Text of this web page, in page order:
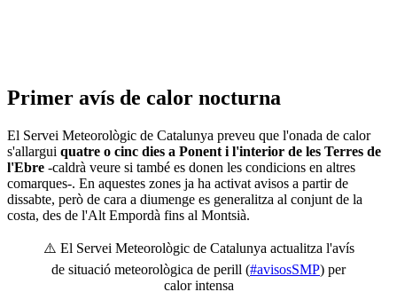
Primer avís de calor nocturna
El Servei Meteorològic de Catalunya preveu que l'onada de calor
s'allargui quatre o cinc dies a Ponent i l'interior de les Terres de
l'Ebre -caldrà veure si també es donen les condicions en altres
comarques-. En aquestes zones ja ha activat avisos a partir de
dissabte, però de cara a diumenge es generalitza al conjunt de la
costa, des de l'Alt Empordà fins al Montsià.
⚠️ El Servei Meteorològic de Catalunya actualitza l'avís
de situació meteorològica de perill (#avisosSMP) per
calor intensa